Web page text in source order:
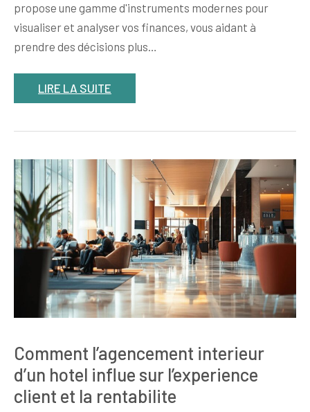
propose une gamme d'instruments modernes pour
visualiser et analyser vos finances, vous aidant à
prendre des décisions plus…
LIRE LA SUITE
Comment l’agencement interieur
d’un hotel influe sur l’experience
client et la rentabilite